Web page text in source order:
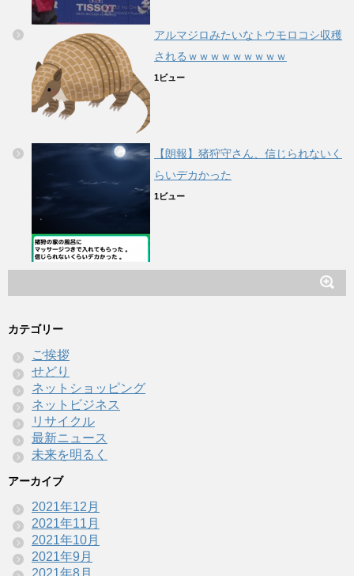
アルマジロみたいなトウモロコシ収穫
されるｗｗｗｗｗｗｗｗｗ
1ビュー
【朗報】猪狩守さん、信じられないく
らいデカかった
1ビュー
カテゴリー
ご挨拶
せどり
ネットショッピング
ネットビジネス
リサイクル
最新ニュース
未来を明るく
アーカイブ
2021年12月
2021年11月
2021年10月
2021年9月
2021年8月